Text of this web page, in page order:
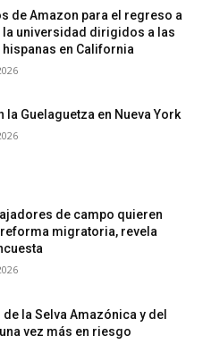
de Amazon para el regreso a
la universidad dirigidos a las
en California
la Guelaguetza en Nueva York
de campo quieren
migratoria, revela
de la Selva Amazónica y del
vez más en riesgo